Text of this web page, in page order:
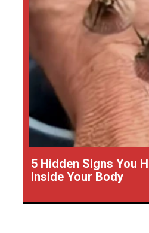
5 Hidden Signs You
Inside Your Body